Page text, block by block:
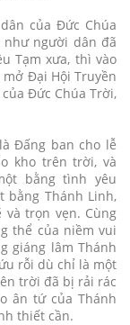
của Đức Chúa
như người dân đã
Tạm xưa, thì vào
mở Đại Hội Truyền
Đức Chúa Trời,
Đấng ban cho lễ
kho trên trời, và
bằng tình yêu
bằng Thánh Linh,
trọn vẹn. Cùng
thể của niềm vui
giáng lâm Thánh
rỗi dù chỉ là một
trời đã bị rải rác
ân tứ của Thánh
thiết cần.